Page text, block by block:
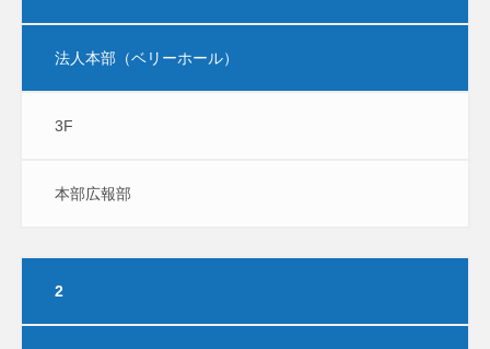
法人本部（ベリーホール）
3F
本部広報部
2